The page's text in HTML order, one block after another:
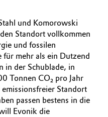
und Komorowski
Standort vollkommen
und fossilen
für mehr als ein Dutzend
in der Schublade, in
Tonnen CO₂ pro Jahr
Standort
passen bestens in die
Evonik die